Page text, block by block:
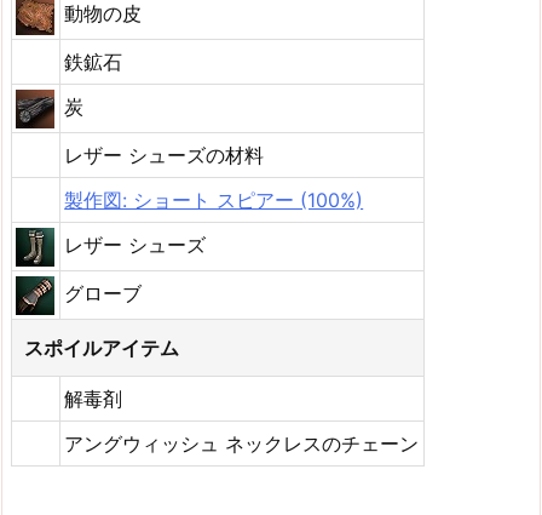
動物の皮
鉄鉱石
炭
レザー シューズの材料
製作図: ショート スピアー (100%)
レザー シューズ
グローブ
スポイルアイテム
解毒剤
アングウィッシュ ネックレスのチェーン